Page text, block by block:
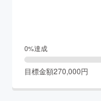
0%達成
目標金額270,000円